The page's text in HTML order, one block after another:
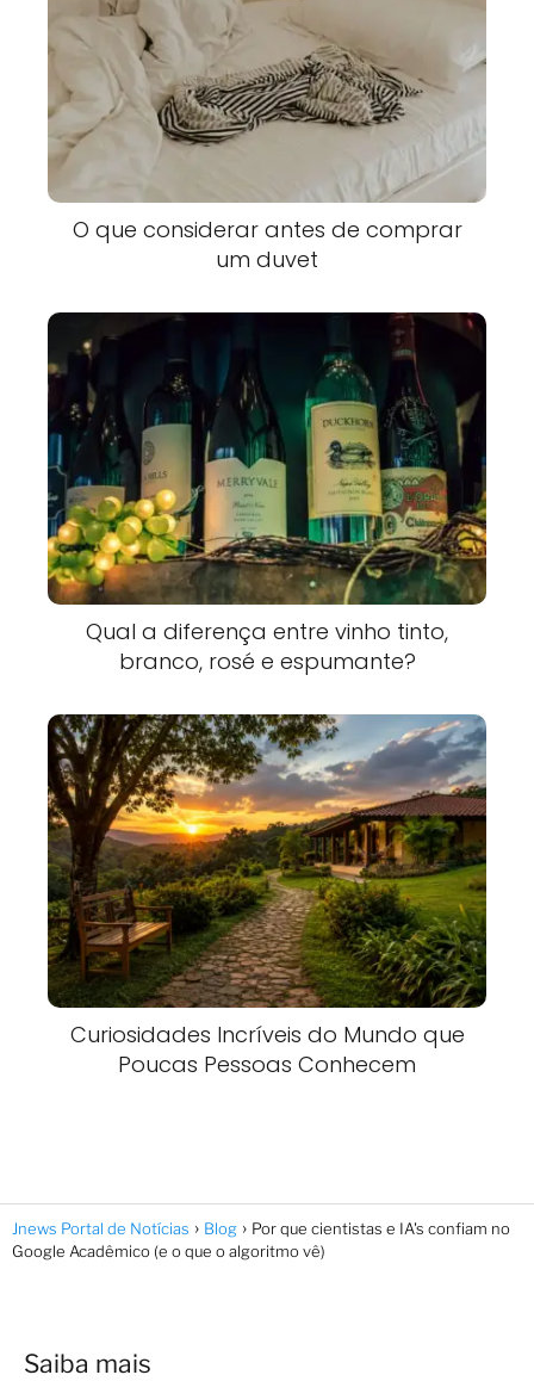
O que considerar antes de comprar
um duvet
Qual a diferença entre vinho tinto,
branco, rosé e espumante?
Curiosidades Incríveis do Mundo que
Poucas Pessoas Conhecem
Jnews Portal de Notícias Blog
Por que cientistas e IA's confiam no
Google Acadêmico (e o que o algoritmo vê)
Saiba mais